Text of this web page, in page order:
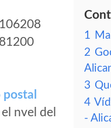
nvel del
1
2
3
4
-